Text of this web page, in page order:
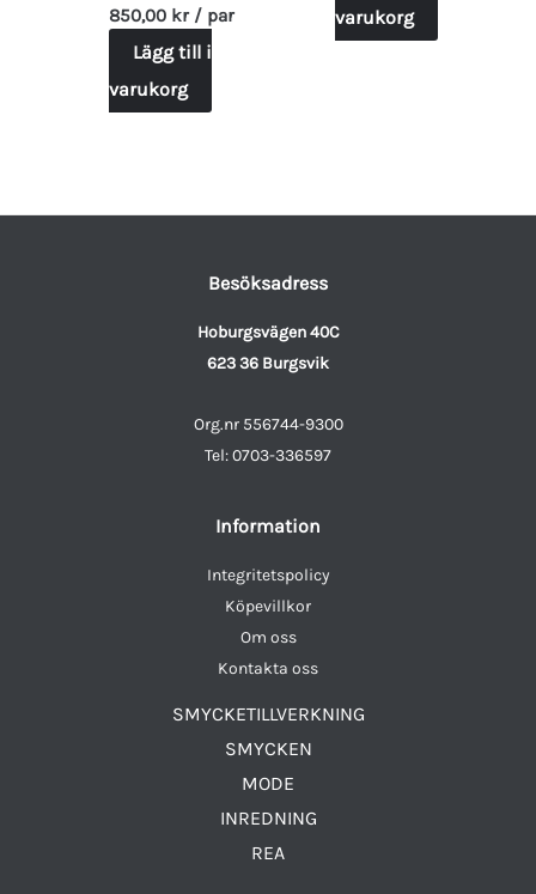
850,00 kr/ par
Lägg till i
varukorg
varukorg
Besöksadress
Hoburgsvägen 40C
623 36 Burgsvik
Org.nr 556744-9300
Tel: 0703-336597
Information
Integritetspolicy
Köpevillkor
Om oss
Kontakta oss
SMYCKETILLVERKNING
SMYCKEN
MODE
INREDNING
REA